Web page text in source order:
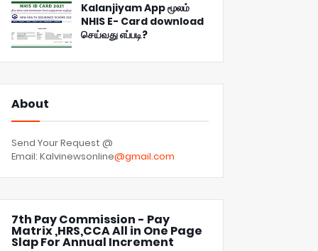
Kalanjiyam App மூலம்
NHIS E- Card download
செய்வது எப்படி?
About
Send Your Request @
Email: Kalvinewsonline@gmail.com
7th Pay Commission - Pay
Matrix ,HRS,CCA All in One Page
Slap For Annual Increment